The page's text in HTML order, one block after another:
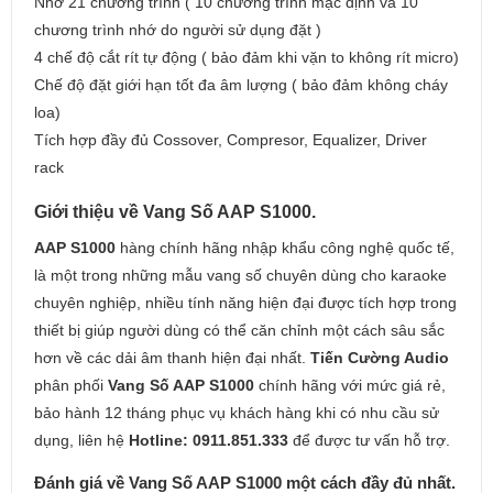
chương trình nhớ do người sử dụng đặt )
4 chế độ cắt rít tự động ( bảo đảm khi vặn to không rít micro)
Chế độ đặt giới hạn tốt đa âm lượng ( bảo đảm không cháy
loa)
Tích hợp đầy đủ Cossover, Compresor, Equalizer, Driver
rack
Giới thiệu về Vang Số AAP S1000.
AAP S1000 hàng chính hãng nhập khẩu công nghệ quốc tế,
là một trong những mẫu vang số chuyên dùng cho karaoke
chuyên nghiệp, nhiều tính năng hiện đại được tích hợp trong
thiết bị giúp người dùng có thể căn chỉnh một cách sâu sắc
hơn về các dải âm thanh hiện đại nhất. Tiến Cường Audio
phân phối Vang Số AAP S1000 chính hãng với mức giá rẻ,
bảo hành 12 tháng phục vụ khách hàng khi có nhu cầu sử
dụng, liên hệ Hotline: 0911.851.333 để được tư vấn hỗ trợ.
Đánh giá về Vang Số AAP S1000 một cách đầy đủ nhất.